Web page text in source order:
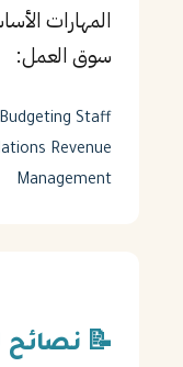
المهارات
سوق العمل:
Budgeting Staff
Revenue
Management
📝 نصائح